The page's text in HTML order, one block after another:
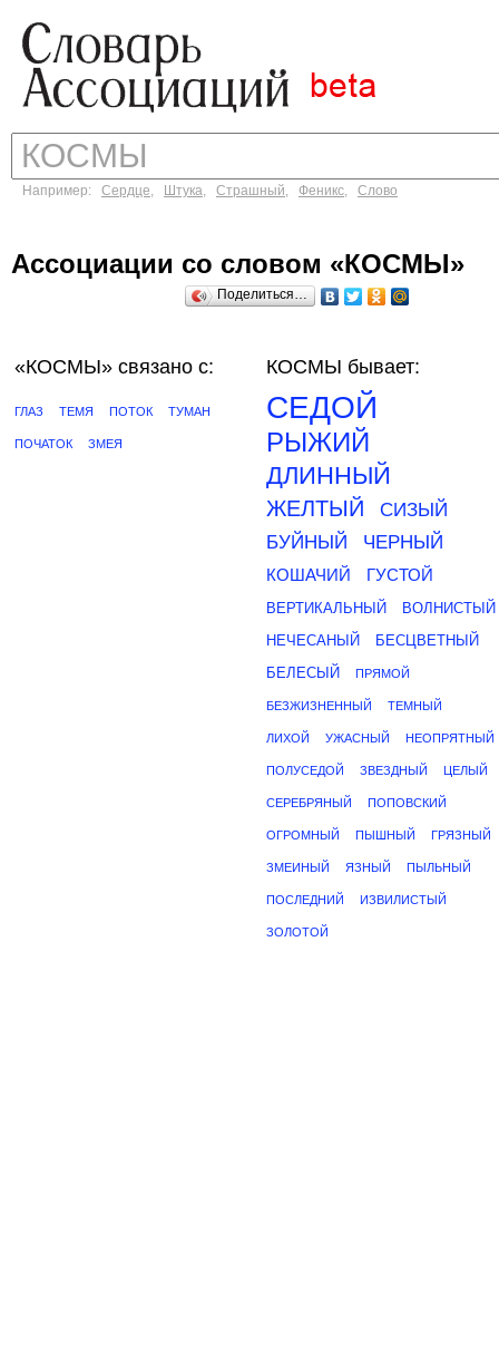
Например: Сердце, Штука, Страшный, Феникс, Слово
Ассоциации со словом «КОСМЫ»
Поделиться…
«КОСМЫ» связано с:
ГЛАЗ ТЕМЯ ПОТОК ТУМАН
ПОЧАТОК ЗМЕЯ
КОСМЫ бывает:
СЕДОЙ
РЫЖИЙ
ДЛИННЫЙ
ЖЕЛТЫЙ
СИЗЫЙ
БУЙНЫЙ
ЧЕРНЫЙ
КОШАЧИЙ ГУСТОЙ
ВЕРТИКАЛЬНЫЙ
ВОЛНИСТЫЙ
НЕЧЕСАНЫЙ
БЕСЦВЕТНЫЙ
БЕЛЕСЫЙ
ПРЯМОЙ
БЕЗЖИЗНЕННЫЙ ТЕМНЫЙ
ЛИХОЙ УЖАСНЫЙ НЕОПРЯТНЫЙ
ПОЛУСЕДОЙ ЗВЕЗДНЫЙ ЦЕЛЫЙ
СЕРЕБРЯНЫЙ ПОПОВСКИЙ
ОГРОМНЫЙ ПЫШНЫЙ ГРЯЗНЫЙ
ЗМЕИНЫЙ ЯЗНЫЙ ПЫЛЬНЫЙ
ПОСЛЕДНИЙ ИЗВИЛИСТЫЙ
ЗОЛОТОЙ